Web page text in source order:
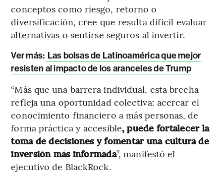
conceptos como riesgo, retorno o
diversificación, cree que resulta difícil evaluar
alternativas o sentirse seguros al invertir.
Ver más: Las bolsas de Latinoamérica que mejor
resisten al impacto de los aranceles de Trump
“Más que una barrera individual, esta brecha
refleja una oportunidad colectiva: acercar el
conocimiento financiero a más personas, de
forma práctica y accesible, puede fortalecer la
toma de decisiones y fomentar una cultura de
inversión más informada”, manifestó el
ejecutivo de BlackRock.